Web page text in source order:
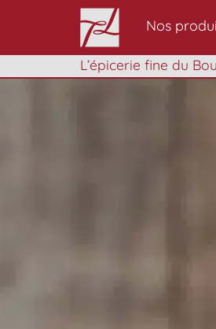
Nos
L’épicerie fine du